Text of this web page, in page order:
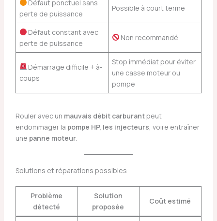
Défaut ponctuel sans
perte de puissance
Possible à court terme
Défaut constant avec
perte de puissance
Non recommandé
Démarrage difficile + à-
coups
Stop immédiat pour éviter
une casse moteur ou
pompe
Rouler avec un mauvais débit carburantpeut
endommager la pompe HP, les injecteurs , voire entraîner
une panne moteur.
Solutions et réparations possibles
Problème
détecté
Solution
proposée
Coût estimé